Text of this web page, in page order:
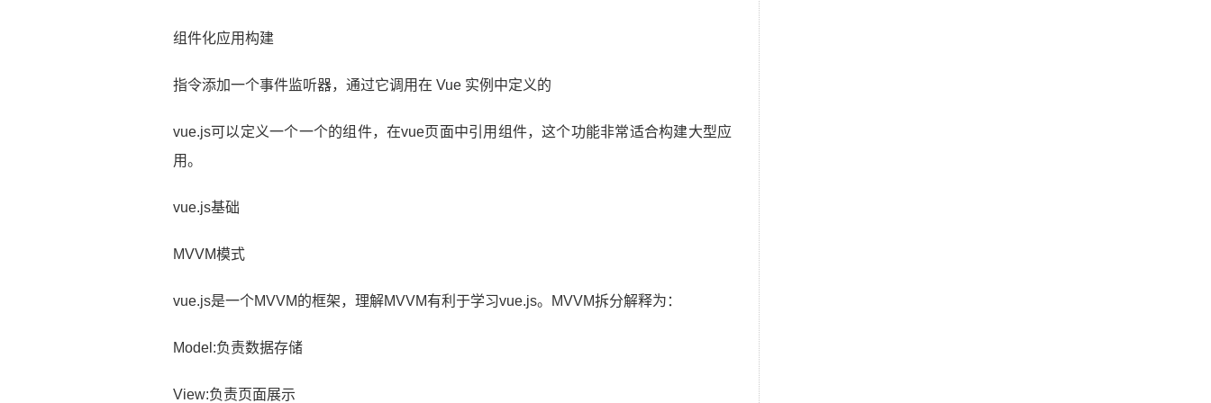
组件化应用构建
​指令添加一个事件监听器，通过它调用在 Vue 实例中定义的
​vue.js可以定义一个一个的组件，在vue页面中引用组件，这个功能非常适合构建大型应
用。
vue.js基础
MVVM模式
vue.js是一个MVVM的框架，理解MVVM有利于学习vue.js。MVVM拆分解释为：
Model:负责数据存储
View:负责页面展示